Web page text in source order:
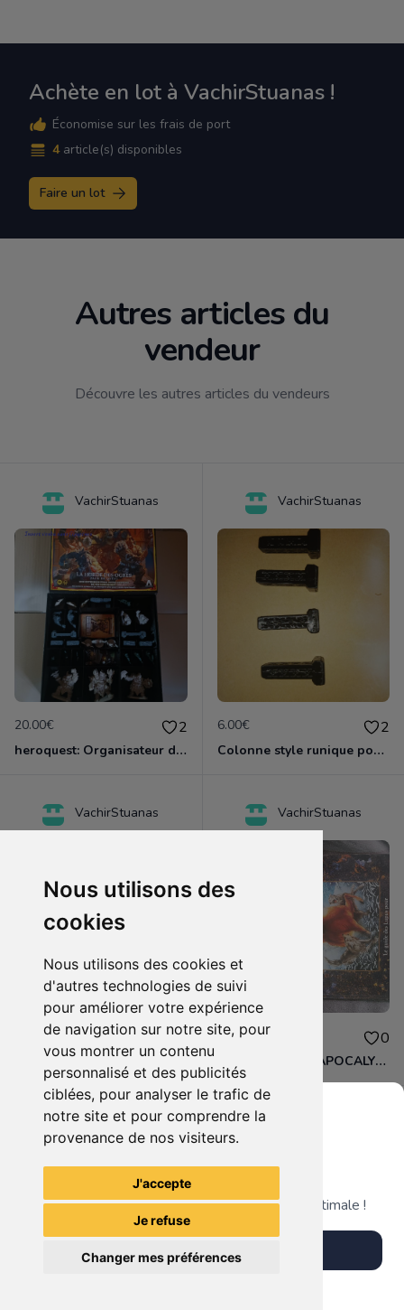
Nous utilisons des
cookies
Nous utilisons des cookies et
d'autres technologies de suivi
pour améliorer votre expérience
de navigation sur notre site, pour
vous montrer un contenu
personnalisé et des publicités
ciblées, pour analyser le trafic de
notre site et pour comprendre la
provenance de nos visiteurs.
J'accepte
Je refuse
Changer mes préférences
Achète en lot à VachirStuanas !
Économise sur les frais de port
4 article(s) disponibles
Faire un lot
Autres articles du
vendeur
Découvre les autres articles du vendeurs
VachirStuanas
20.00€ 2
heroquest: Organisateur de Boîte à insérer - La horde des ogres
VachirStuanas
6.00€ 2
Colonne style runique pour décor :Heroquest ou D&D ou warhammer et tout autre jeux de figurine
VachirStuanas
6.00€ 2
décors lot de 4 jolis coffre aux trésor pour Dungeon de heroquest ou autre
VachirStuanas
10.00€ 0
LOUP GAROU L'APOCALYPSE LA VOIE DES LOUPS
Voir tous les articles du vendeur
Grenier du Geek
Télécharge notre app pour une expérience optimale !
Télécharger l'app